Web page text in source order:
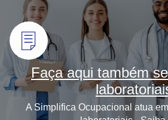
Faça aqui também
A Simplifica Ocupacional atua